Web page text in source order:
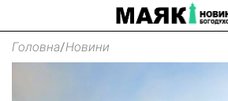
Головна/Новини